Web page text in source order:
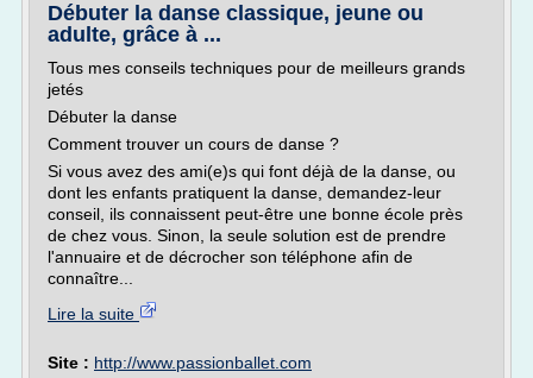
Débuter la danse classique, jeune ou
adulte, grâce à ...
Tous mes conseils techniques pour de meilleurs grands
jetés
Débuter la danse
Comment trouver un cours de danse ?
Si vous avez des ami(e)s qui font déjà de la danse, ou
dont les enfants pratiquent la danse, demandez-leur
conseil, ils connaissent peut-être une bonne école près
de chez vous. Sinon, la seule solution est de prendre
l'annuaire et de décrocher son téléphone afin de
connaître...
Lire la suite
Site : http://www.passionballet.com